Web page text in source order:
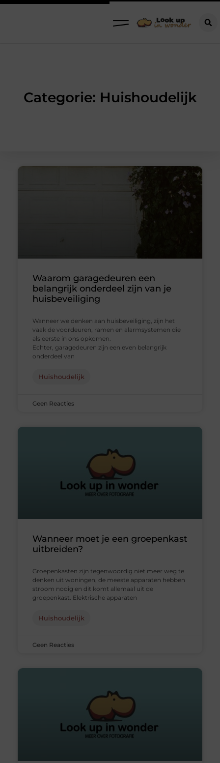
Categorie: Huishoudelijk
Waarom garagedeuren een
belangrijk onderdeel zijn van je
huisbeveiliging
Wanneer we denken aan huisbeveiliging, zijn het
vaak de voordeuren, ramen en alarmsystemen die
als eerste in ons opkomen.
Echter, garagedeuren zijn een even belangrijk
onderdeel van
Huishoudelijk
Geen Reacties
Wanneer moet je een groepenkast
uitbreiden?
Groepenkasten zijn tegenwoordig niet meer weg te
denken uit woningen, de meeste apparaten hebben
stroom nodig en dit komt allemaal uit de
groepenkast. Elektrische apparaten
Huishoudelijk
Geen Reacties